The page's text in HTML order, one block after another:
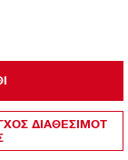
ΔΙΑΘΕΣΙΜΌΤ